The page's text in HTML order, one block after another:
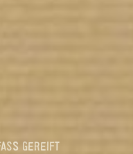
GEREIFT